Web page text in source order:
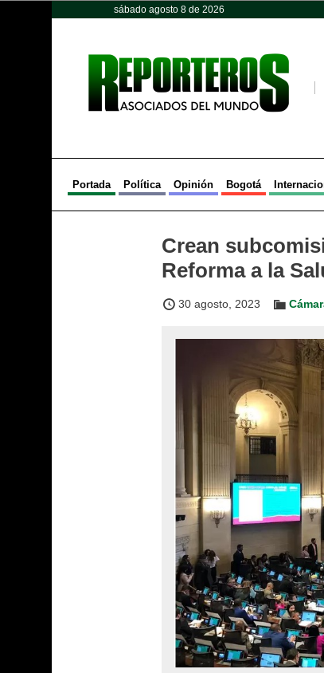
sábado agosto 8 de 2026
Portada Política Opinión Bogotá
Crean
Reforma a la
30 agosto, 2023
Opinión Política